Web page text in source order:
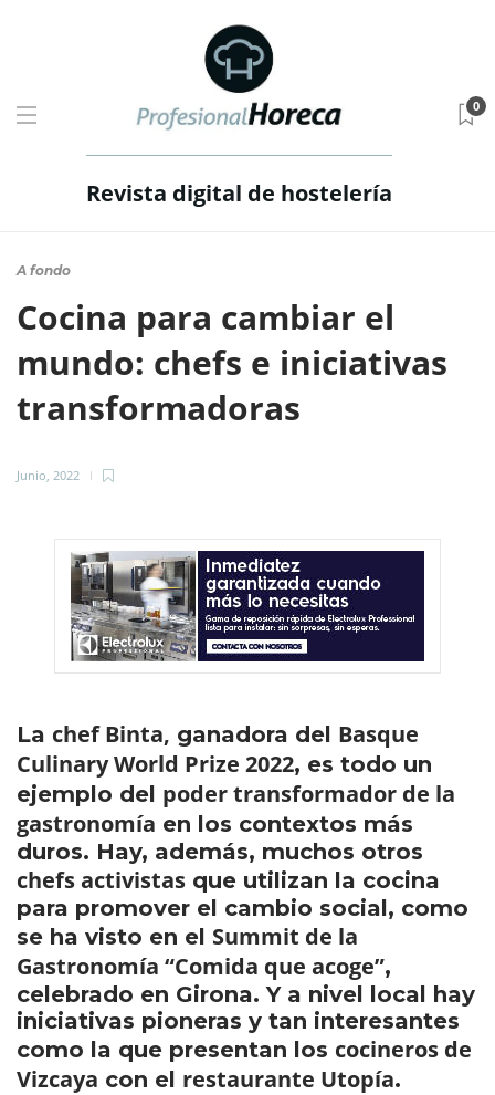
Revista digital de hostelería
0
A fondo
Cocina para cambiar el
mundo: chefs e iniciativas
transformadoras
Junio, 2022
La chef Binta, ganadora del Basque
Culinary World Prize 2022, es todo un
ejemplo del poder transformador de la
gastronomía en los contextos más
duros. Hay, además, muchos otros
chefs activistas que utilizan la cocina
para promover el cambio social, como
se ha visto en el Summit de la
Gastronomía “Comida que acoge”,
celebrado en Girona. Y a nivel local hay
iniciativas pioneras y tan interesantes
como la que presentan los cocineros de
Vizcaya con el restaurante Utopía.